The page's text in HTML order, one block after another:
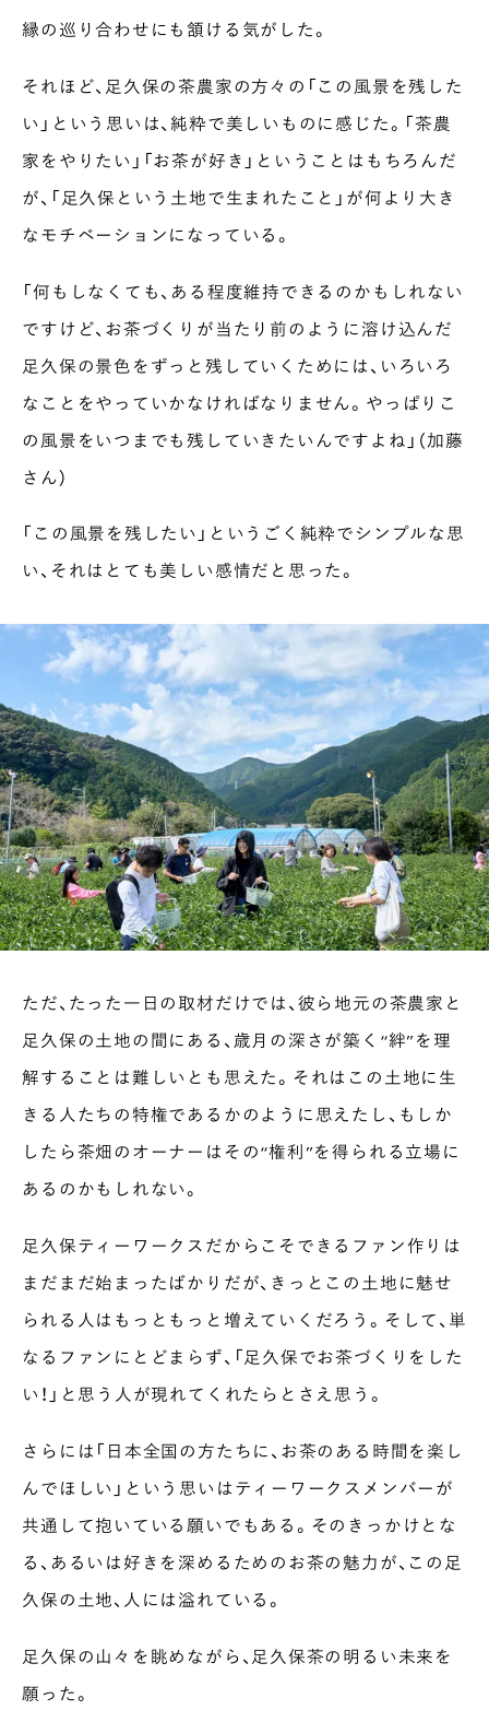
縁の巡り合わせにも頷ける気がした。
それほど、足久保の茶農家の方々の「この風景を残した
い」という思いは、純粋で美しいものに感じた。「茶農
家をやりたい」「お茶が好き」ということはもちろんだ
が、「足久保という土地で生まれたこと」が何より大き
なモチベーションになっている。
「何もしなくても、ある程度維持できるのかもしれない
ですけど、お茶づくりが当たり前のように溶け込んだ
足久保の景色をずっと残していくためには、いろいろ
なことをやっていかなければなりません。やっぱりこ
の風景をいつまでも残していきたいんですよね」（加藤
さん）
「この風景を残したい」というごく純粋でシンプルな思
い、それはとても美しい感情だと思った。
ただ、たった一日の取材だけでは、彼ら地元の茶農家と
足久保の土地の間にある、歳月の深さが築く“絆”を理
解することは難しいとも思えた。それはこの土地に生
きる人たちの特権であるかのように思えたし、もしか
したら茶畑のオーナーはその“権利”を得られる立場に
あるのかもしれない。
足久保ティーワークスだからこそできるファン作りは
まだまだ始まったばかりだが、きっとこの土地に魅せ
られる人はもっともっと増えていくだろう。そして、単
なるファンにとどまらず、「足久保でお茶づくりをした
い！」と思う人が現れてくれたらとさえ思う。
さらには「日本全国の方たちに、お茶のある時間を楽し
んでほしい」という思いはティーワークスメンバーが
共通して抱いている願いでもある。そのきっかけとな
る、あるいは好きを深めるためのお茶の魅力が、この足
久保の土地、人には溢れている。
足久保の山々を眺めながら、足久保茶の明るい未来を
願った。